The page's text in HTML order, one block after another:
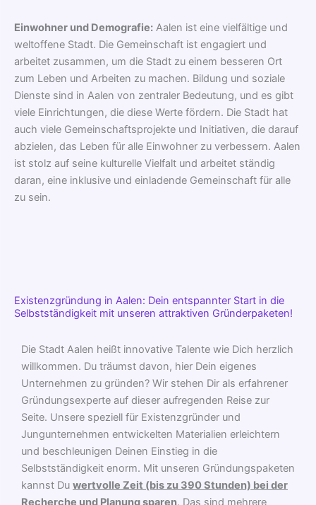
Einwohner und Demografie: Aalen ist eine vielfältige und
weltoffene Stadt. Die Gemeinschaft ist engagiert und
arbeitet zusammen, um die Stadt zu einem besseren Ort
zum Leben und Arbeiten zu machen. Bildung und soziale
Dienste sind in Aalen von zentraler Bedeutung, und es gibt
viele Einrichtungen, die diese Werte fördern. Die Stadt hat
auch viele Gemeinschaftsprojekte und Initiativen, die darauf
abzielen, das Leben für alle Einwohner zu verbessern. Aalen
ist stolz auf seine kulturelle Vielfalt und arbeitet ständig
daran, eine inklusive und einladende Gemeinschaft für alle
zu sein.
Existenzgründung in Aalen: Dein entspannter Start in die
Selbstständigkeit mit unseren attraktiven Gründerpaketen!
Die Stadt Aalen heißt innovative Talente wie Dich herzlich
willkommen. Du träumst davon, hier Dein eigenes
Unternehmen zu gründen? Wir stehen Dir als erfahrener
Gründungsexperte auf dieser aufregenden Reise zur
Seite. Unsere speziell für Existenzgründer und
Jungunternehmen entwickelten Materialien erleichtern
und beschleunigen Deinen Einstieg in die
Selbstständigkeit enorm. Mit unseren Gründungspaketen
kannst Du wertvolle Zeit (bis zu 390 Stunden) bei der